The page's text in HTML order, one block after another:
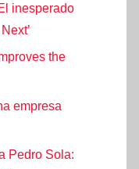
inesperado
the
empresa
Pedro Sola: